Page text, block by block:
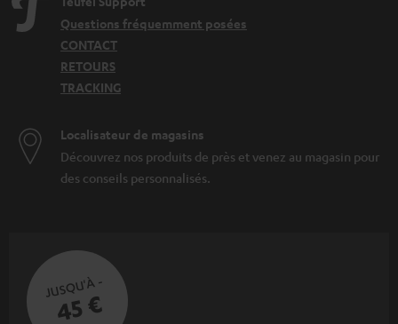
Questions fréquemment posées
CONTACT
RETOURS
TRACKING
Localisateur de magasins
Découvrez nos produits de près et venez au magasin pour
des conseils personnalisés.
JUSQU'À -
45 €